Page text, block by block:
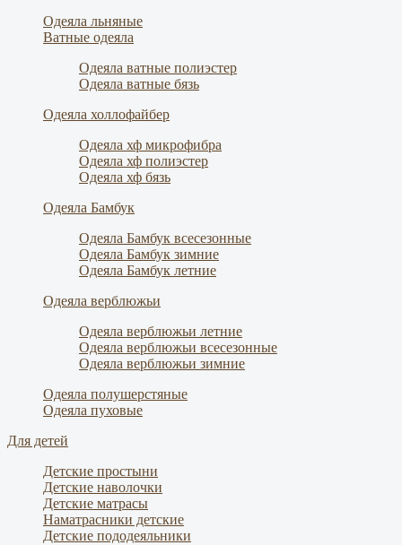
Одеяла льняные
Ватные одеяла
Одеяла ватные полиэстер
Одеяла ватные бязь
Одеяла холлофайбер
Одеяла хф микрофибра
Одеяла хф полиэстер
Одеяла хф бязь
Одеяла Бамбук
Одеяла Бамбук всесезонные
Одеяла Бамбук зимние
Одеяла Бамбук летние
Одеяла верблюжьи
Одеяла верблюжьи летние
Одеяла верблюжьи всесезонные
Одеяла верблюжьи зимние
Одеяла полушерстяные
Одеяла пуховые
Для детей
Детские простыни
Детские наволочки
Детские матрасы
Наматрасники детские
Детские пододеяльники